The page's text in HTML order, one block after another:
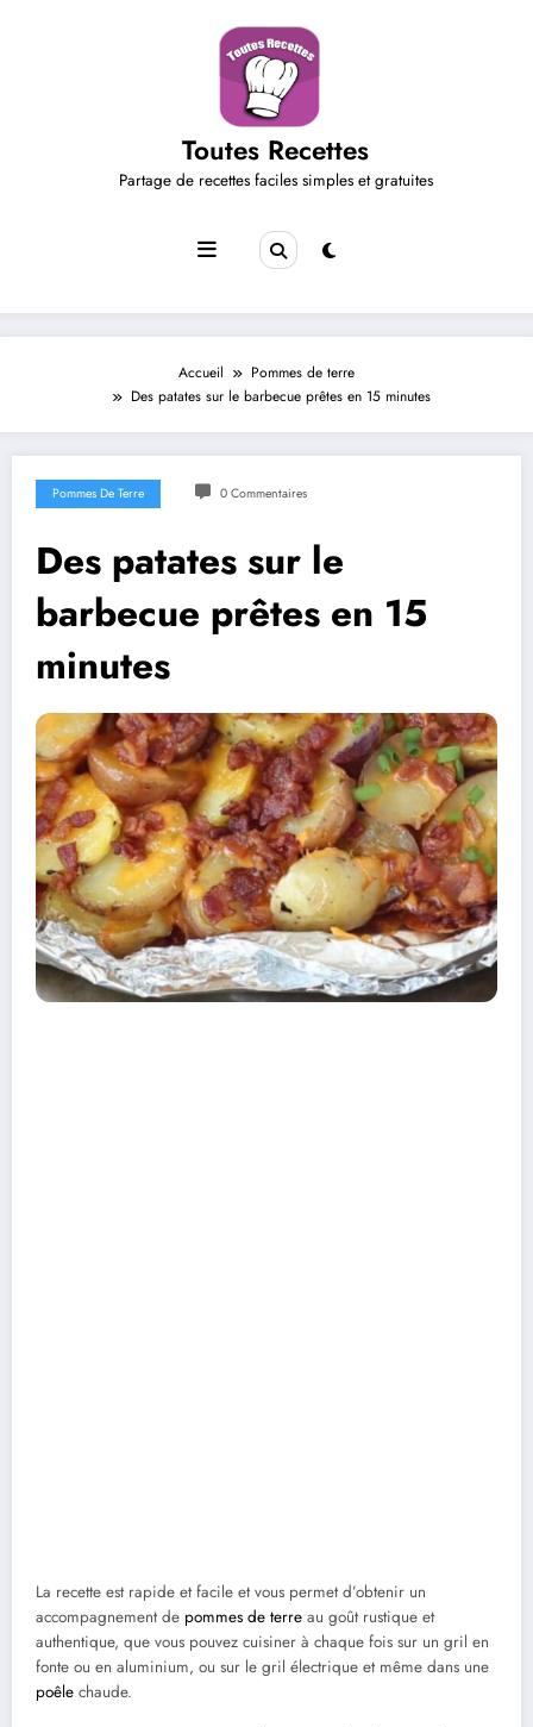
Toutes Recettes
Partage de recettes faciles simples et gratuites
Accueil
Pommes de terre
Des patates sur le barbecue prêtes en 15 minutes
Pommes De Terre 0 Commentaires
Des patates sur le
barbecue prêtes en 15
minutes
La recette est rapide et facile et vous permet d’obtenir un
accompagnement de pommes de terre au goût rustique et
authentique, que vous pouvez cuisiner à chaque fois sur un gril en
fonte ou en aluminium, ou sur le gril électrique et même dans une
poêle chaude.